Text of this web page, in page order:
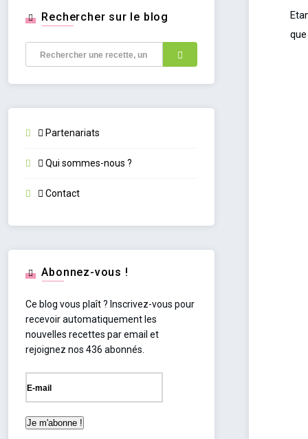
Rechercher sur le blog
Partenariats
Qui sommes-nous ?
Contact
Abonnez-vous !
Ce blog vous plaît ? Inscrivez-vous pour
recevoir automatiquement les
nouvelles recettes par email et
rejoignez nos 436 abonnés.